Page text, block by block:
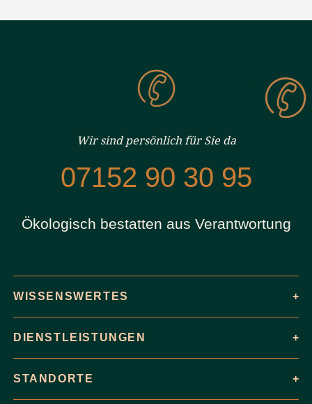
Wir sind persönlich für Sie da
07152 90 30 95
Ökologisch bestatten aus Verantwortung
WISSENSWERTES
DIENSTLEISTUNGEN
STANDORTE